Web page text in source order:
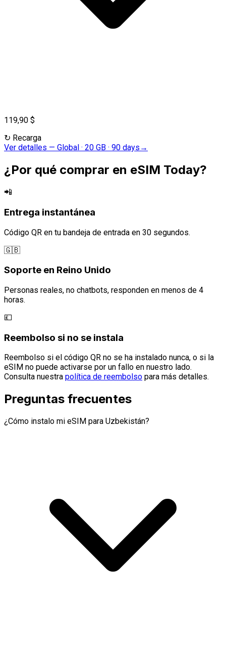
119,90 $
↻ Recarga
Ver detalles — Global · 20 GB · 90 days →
¿Por qué comprar en eSIM Today?
📲
Entrega instantánea
Código QR en tu bandeja de entrada en 30 segundos.
🇬🇧
Soporte en Reino Unido
Personas reales, no chatbots, responden en menos de 4
horas.
💷
Reembolso si no se instala
Reembolso si el código QR no se ha instalado nunca, o si la
eSIM no puede activarse por un fallo en nuestro lado.
Consulta nuestra política de reembolso para más detalles.
Preguntas frecuentes
¿Cómo instalo mi eSIM para Uzbekistán?